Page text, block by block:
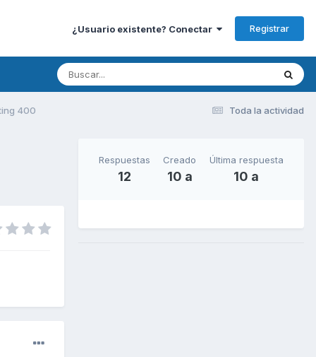
¿Usuario existente? Conectar Registrar
Toda la actividad
400
Respuestas
12
Creado
10 a
Última respuesta
10 a